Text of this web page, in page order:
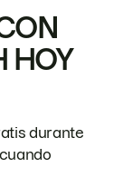
HOY
durante